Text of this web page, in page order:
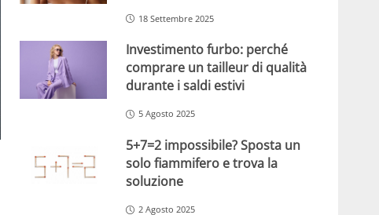
18 Settembre 2025
Investimento furbo: perché
comprare un tailleur di qualità
durante i saldi estivi
5 Agosto 2025
5+7=2 impossibile? Sposta un
solo fiammifero e trova la
soluzione
2 Agosto 2025